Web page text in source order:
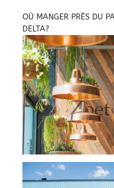
OÙ MANGER PRÈS DU
DELTA?